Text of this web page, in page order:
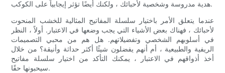
هدية مدروسة وشخصية لأحبائك ، ولكنك أيضًا تؤثر إيجابياً على الكوكب.
عندما يتعلق الأمر باختيار سلسلة المفاتيح المثالية للخشب المنحوت
لأحبائك ، فهناك بعض الأشياء التي يجب وضعها في الاعتبار. أولاً ، النظر
في أسلوبهم الشخصي وتفضيلاتهم. هل هم من محبي التصميمات
الريفية والطبيعية ، أم أنهم يفضلون شيئًا أكثر حداثة وأنيقة؟ من خلال
أخذ أذواقهم في الاعتبار ، يمكنك التأكد من اختيار سلسلة مفاتيح
سيحبونها حقًا.